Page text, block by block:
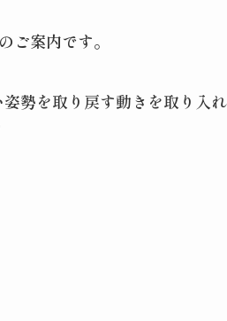
案内です。
勢を取り戻す動きを取り入